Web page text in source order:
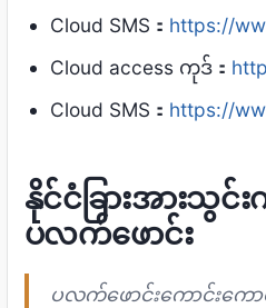
Cloud SMS： https://
Cloud access ကုဒ်：
Cloud SMS： https://
နိုင်ငံခြားအား
ပလက်ဖောင်း
ပလက်ဖောင်းကောင်းကေ